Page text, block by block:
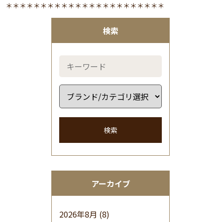
検索
検索
アーカイブ
2026年8月 (8)
＊＊＊＊＊＊＊＊＊＊＊＊＊＊＊＊＊＊＊＊＊＊＊